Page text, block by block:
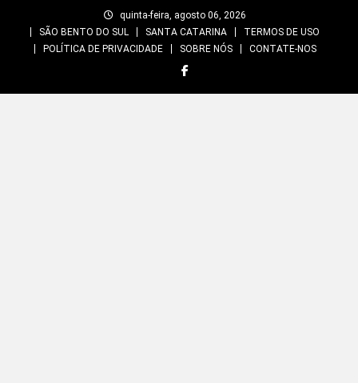
quinta-feira, agosto 06, 2026
SÃO BENTO DO SUL
SANTA CATARINA
TERMOS DE USO
POLÍTICA DE PRIVACIDADE
SOBRE NÓS CONTATE-NOS